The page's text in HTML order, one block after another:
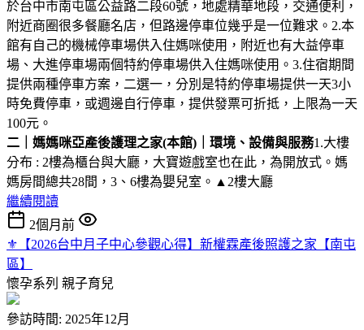
於台中市南屯區公益路二段60號，地處精華地段，交通便利，
附近商圈很多餐廳名店，但路邊停車位幾乎是一位難求。2.本
館有自己的機械停車場供入住媽咪使用，附近也有大益停車
場、大進停車場兩個特約停車場供入住媽咪使用。3.住宿期間
提供兩種停車方案，二選一，分別是特約停車場提供一天3小
時免費停車，或週邊自行停車，提供發票可折抵，上限為一天
100元。
二｜媽媽咪亞產後護理之家(本館)｜環境、設備與服務1.大樓
分布 : 2樓為櫃台與大廳，大寶遊戲室也在此，為開放式。媽
媽房間總共28間，3、6樓為嬰兒室。▲2樓大廳
繼續閱讀
2個月前
⚜︎【2026台中月子中心參觀心得】新權霖產後照護之家【南屯
區】
懷孕系列 親子育兒
參訪時間: 2025年12月